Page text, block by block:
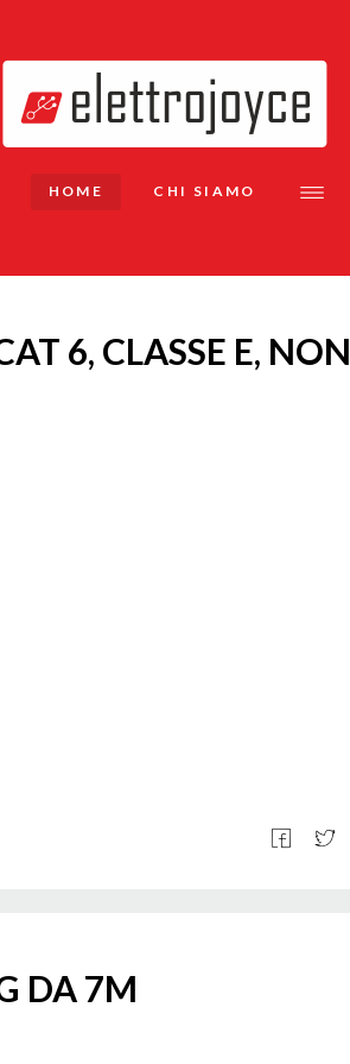
HOME CHI SIAMO
6, CLASSE E, NON
DA 7M